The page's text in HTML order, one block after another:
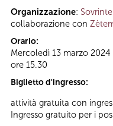
Organizzazione:
collaborazione con
Orario:
Mercoledì 13 marzo 2024
ore 15.30
Biglietto d'ingresso:
attività gratuita con
Ingresso gratuito per i